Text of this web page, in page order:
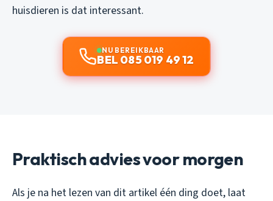
huisdieren is dat interessant.
NU BEREIKBAAR
BEL 085 019 49 12
Praktisch advies voor morgen
Als je na het lezen van dit artikel één ding doet, laat